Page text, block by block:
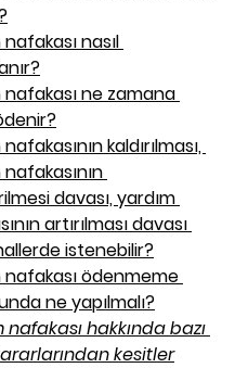
nafakası nasıl
nafakası ne zamana
kaldırılması,
davası, yardım
artırılması davası
istenebilir?
nafakası ödenmeme
ne yapılmalı?
nafakası hakkında bazı
kesitler